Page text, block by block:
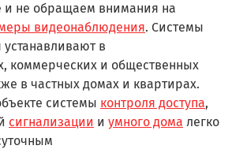
не обращаем внимания на
видеонаблюдения. Системы
в
коммерческих и общественных
в частных домах и квартирах.
системы контроля доступа,
сигнализации и умного дома легко